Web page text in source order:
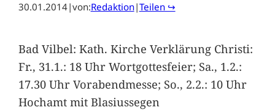
30.01.2014|von:Redaktion|Teilen ↪
Bad Vilbel: Kath. Kirche Verklärung Christi:
Fr., 31.1.: 18 Uhr Wortgottesfeier; Sa., 1.2.:
17.30 Uhr Vorabendmesse; So., 2.2.: 10 Uhr
Hochamt mit Blasiussegen